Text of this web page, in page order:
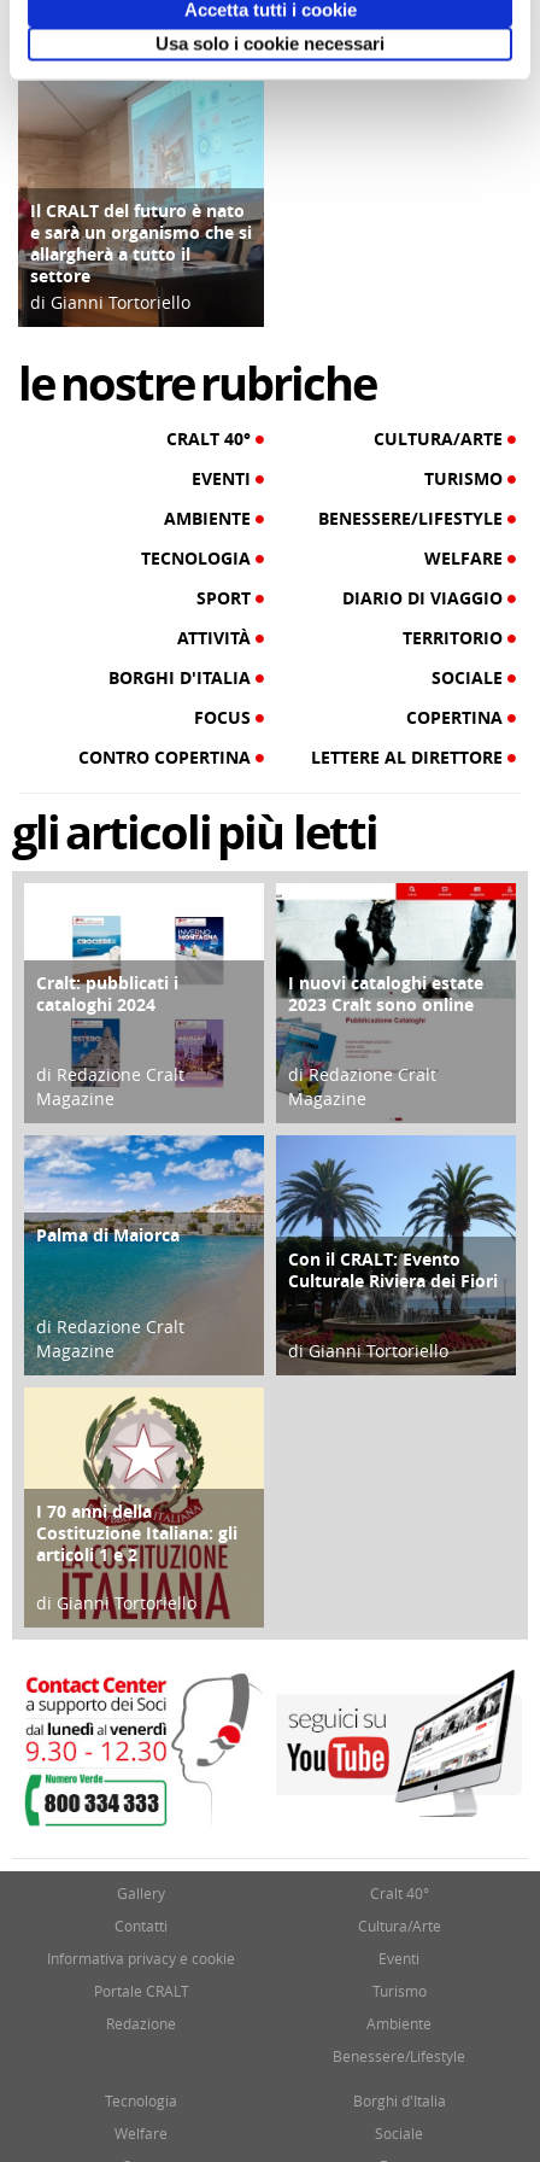
Accetta tutti i cookie
Usa solo i cookie necessari
di Gianni Tortoriello
03/09/25
di Redazione Cralt
Magazine
10/09/24
COPERTINA
Il CRALT del futuro è nato
e sarà un organismo che si
allargherà a tutto il
settore
di Gianni Tortoriello
lenostrerubriche
CRALT 40°
CULTURA/ARTE
EVENTI
TURISMO
AMBIENTE
BENESSERE/LIFESTYLE
TECNOLOGIA
WELFARE
SPORT
DIARIO DI VIAGGIO
ATTIVITÀ
TERRITORIO
BORGHI D'ITALIA
SOCIALE
FOCUS
COPERTINA
CONTRO COPERTINA
LETTERE AL DIRETTORE
gliarticolipiù letti
COPERTINA
Cralt: pubblicati i
cataloghi 2024
di Redazione Cralt
Magazine
21 Novembre 2023
CONTRO COPERTINA
I nuovi cataloghi estate
2023 Cralt sono online
di Redazione Cralt
Magazine
07 Marzo 2023
ATTIVITÀ
Palma di Maiorca
di Redazione Cralt
Magazine
25 Giugno 2016
ATTIVITÀ
Con il CRALT: Evento
Culturale Riviera dei Fiori
di Gianni Tortoriello
FOCUS
I 70 anni della
Costituzione Italiana: gli
articoli 1 e 2
di Gianni Tortoriello
17 Marzo 2018
Gallery
Contatti
Informativa privacy e cookie
Portale CRALT
Redazione
Cralt 40°
Cultura/Arte
Eventi
Turismo
Ambiente
Benessere/Lifestyle
Tecnologia
Welfare
Borghi d'Italia
Sociale